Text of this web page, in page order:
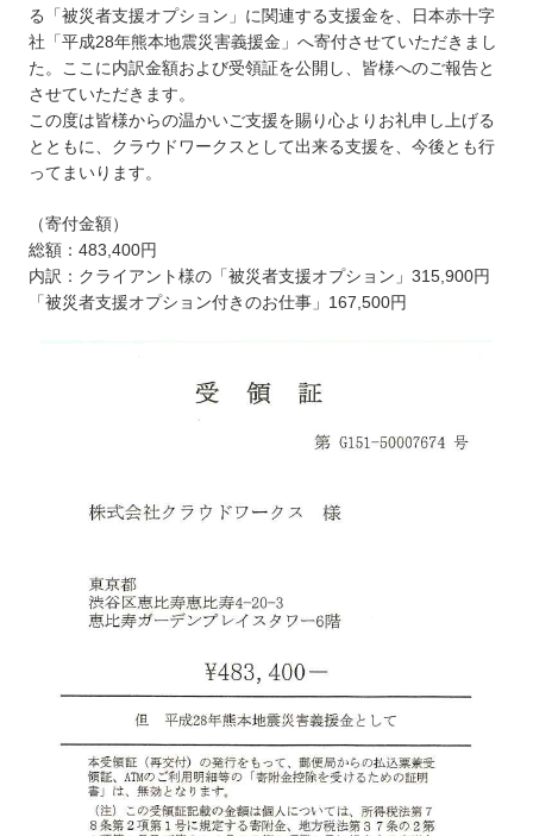
る「被災者支援オプション」に関連する支援金を、日本赤十字
社「平成28年熊本地震災害義援金」へ寄付させていただきまし
た。ここに内訳金額および受領証を公開し、皆様へのご報告と
させていただきます。
この度は皆様からの温かいご支援を賜り心よりお礼申し上げる
とともに、クラウドワークスとして出来る支援を、今後とも行
ってまいります。
（寄付金額）
総額：483,400円
内訳：クライアント様の「被災者支援オプション」315,900円
「被災者支援オプション付きのお仕事」167,500円